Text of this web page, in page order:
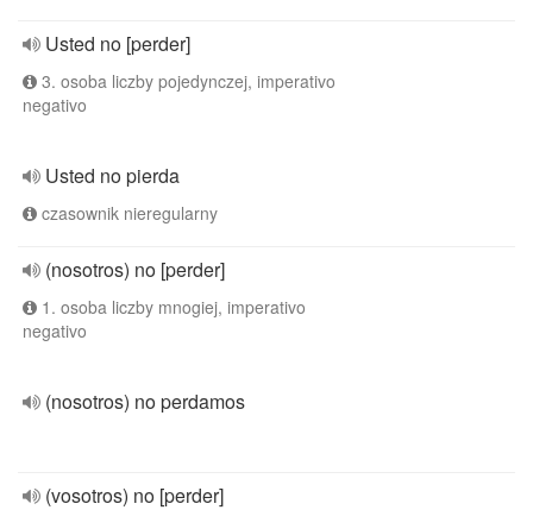
Usted no [perder]
3. osoba liczby pojedynczej, imperativo
negativo
Usted no pierda
czasownik nieregularny
(nosotros) no [perder]
1. osoba liczby mnogiej, imperativo
negativo
(nosotros) no perdamos
(vosotros) no [perder]